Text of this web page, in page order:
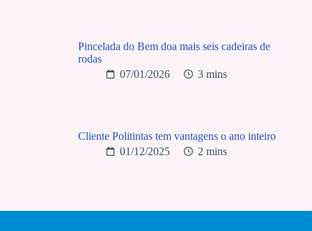
Pincelada do Bem doa mais seis cadeiras de
rodas
07/01/2026
3 mins
Cliente Politintas tem vantagens o ano inteiro
01/12/2025
2 mins